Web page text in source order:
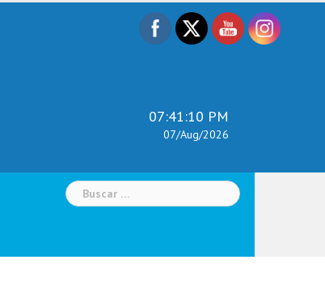
07:41:11 PM
07/Aug/2026
Buscar: